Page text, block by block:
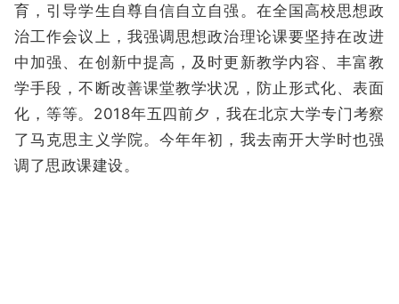
育，引导学生自尊自信自立自强。在全国高校思想政
治工作会议上，我强调思想政治理论课要坚持在改进
中加强、在创新中提高，及时更新教学内容、丰富教
学手段，不断改善课堂教学状况，防止形式化、表面
化，等等。2018年五四前夕，我在北京大学专门考察
了马克思主义学院。今年年初，我去南开大学时也强
调了思政课建设。